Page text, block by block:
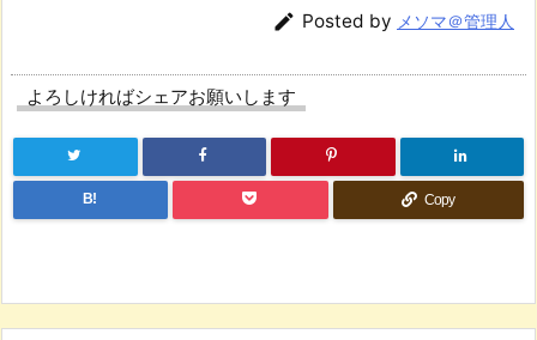
 Posted by メソマ＠管理人
よろしければシェアお願いします
B! Copy